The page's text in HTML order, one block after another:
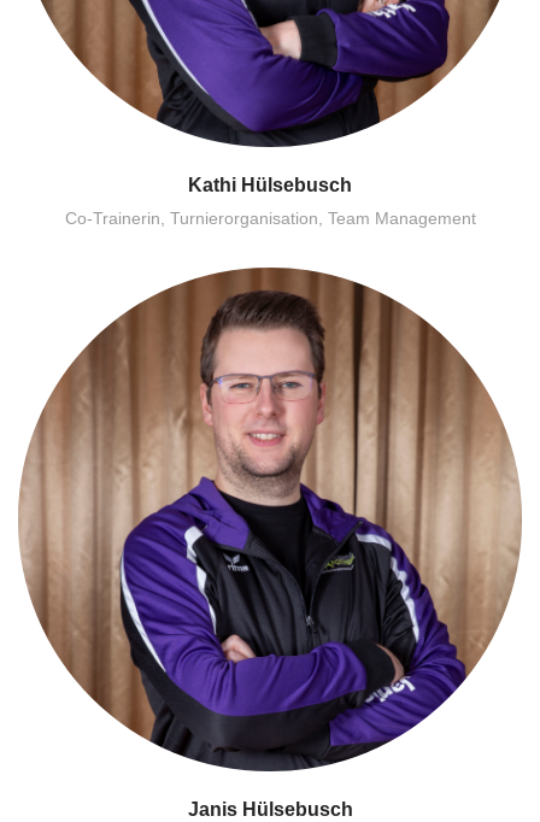
Kathi Hülsebusch
Co-Trainerin, Turnierorganisation, Team Management
Janis Hülsebusch